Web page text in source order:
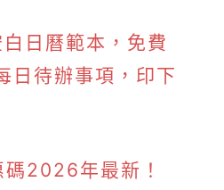
日曆範本，免費
日待辦事項，印下
2026年最新！